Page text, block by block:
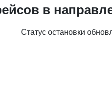
в
Статус остановки